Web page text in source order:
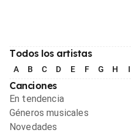
Todos los artistas
A B C D E F G H I
Canciones
En tendencia
Géneros musicales
Novedades